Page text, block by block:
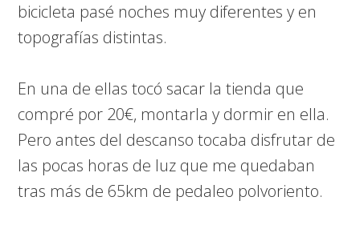
bicicleta pasé noches muy diferentes y en
topografías distintas.
En una de ellas tocó sacar la tienda que
compré por 20€, montarla y dormir en ella.
Pero antes del descanso tocaba disfrutar de
las pocas horas de luz que me quedaban
tras más de 65km de pedaleo polvoriento.